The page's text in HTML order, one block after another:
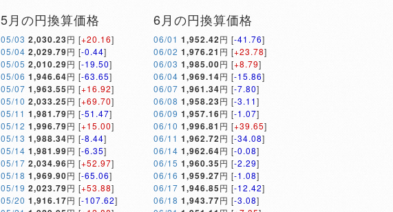
5月の円換算価格
05/03 2,030.23円 [+20.16]
05/04 2,029.79円 [-0.44]
05/05 2,010.29円 [-19.50]
05/06 1,946.64円 [-63.65]
05/07 1,963.55円 [+16.92]
05/10 2,033.25円 [+69.70]
05/11 1,981.79円 [-51.47]
05/12 1,996.79円 [+15.00]
05/13 1,988.34円 [-8.44]
05/14 1,981.99円 [-6.35]
05/17 2,034.96円 [+52.97]
05/18 1,969.90円 [-65.06]
05/19 2,023.79円 [+53.88]
05/20 1,916.17円 [-107.62]
6月の円換算価格
06/01 1,952.42円 [-41.76]
06/02 1,976.21 円 [+23.78]
06/03 1,985.00円 [+8.79]
06/04 1,969.14円 [-15.86]
06/07 1,961.34円 [-7.80]
06/08 1,958.23円 [-3.11]
06/09 1,957.16円 [-1.07]
06/10 1,996.81 円 [+39.65]
06/11 1,962.72円 [-34.08]
06/14 1,962.64円 [-0.08]
06/15 1,960.35円 [-2.29]
06/16 1,959.27円 [-1.08]
06/17 1,946.85円 [-12.42]
06/18 1,943.77円 [-3.08]